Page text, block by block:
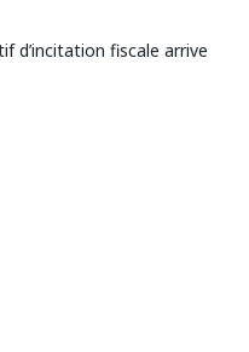
d’incitation fiscale arrive